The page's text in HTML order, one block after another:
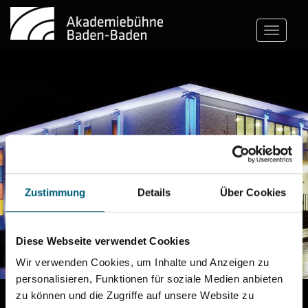
Zustimmung Details Über Cookies
Diese Webseite verwendet Cookies
Wir verwenden Cookies, um Inhalte und Anzeigen zu
personalisieren, Funktionen für soziale Medien anbieten
zu können und die Zugriffe auf unsere Website zu
Toggle